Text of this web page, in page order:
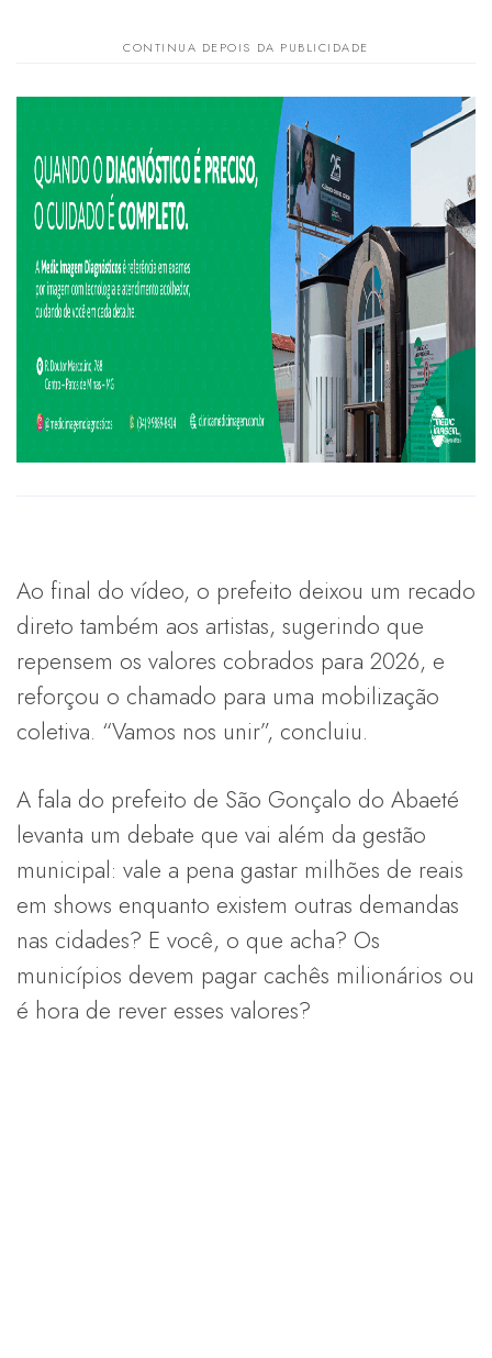
Ao final do vídeo, o prefeito deixou um recado
direto também aos artistas, sugerindo que
repensem os valores cobrados para 2026, e
reforçou o chamado para uma mobilização
coletiva. “Vamos nos unir”, concluiu.
A fala do prefeito de São Gonçalo do Abaeté
levanta um debate que vai além da gestão
municipal: vale a pena gastar milhões de reais
em shows enquanto existem outras demandas
nas cidades? E você, o que acha? Os
municípios devem pagar cachês milionários ou
é hora de rever esses valores?